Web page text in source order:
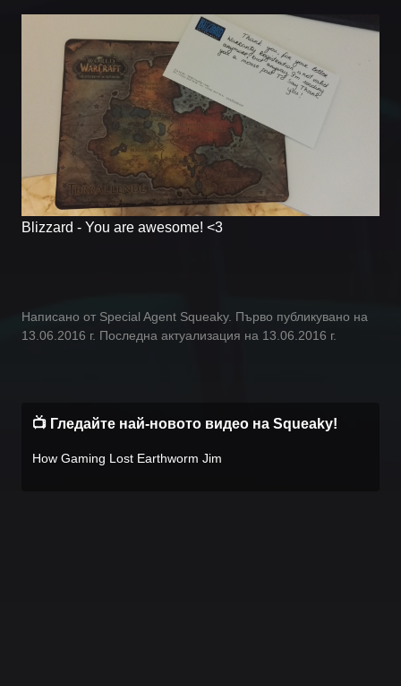
Blizzard - You are awesome! <3
Написано от Special Agent Squeaky. Първо публикувано на
13.06.2016 г. Последна актуализация на 13.06.2016 г.
📺 Гледайте най-новото видео на Squeaky!
How Gaming Lost Earthworm Jim